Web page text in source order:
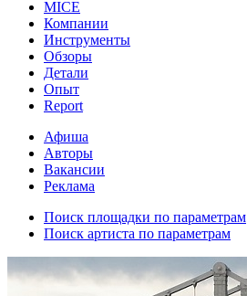
MICE
Компании
Инструменты
Обзоры
Детали
Опыт
Report
Афиша
Авторы
Вакансии
Реклама
Поиск площадки по параметрам
Поиск артиста по параметрам